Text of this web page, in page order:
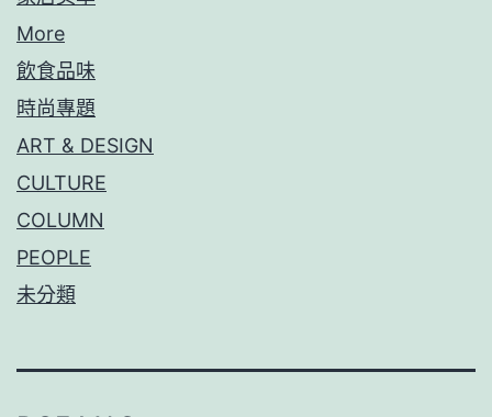
More
飲食品味
時尚專題
ART & DESIGN
CULTURE
COLUMN
PEOPLE
未分類